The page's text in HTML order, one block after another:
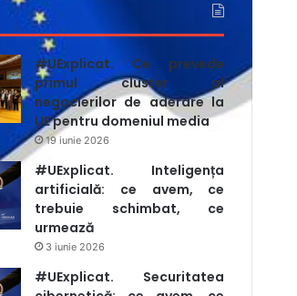
#UExplicat. Ce prevede
primul cluster al
negocierilor de aderare la
UE pentru domeniul media
19 iunie 2026
#UExplicat. Inteligența
artificială: ce avem, ce
trebuie schimbat, ce
urmează
3 iunie 2026
#UExplicat. Securitatea